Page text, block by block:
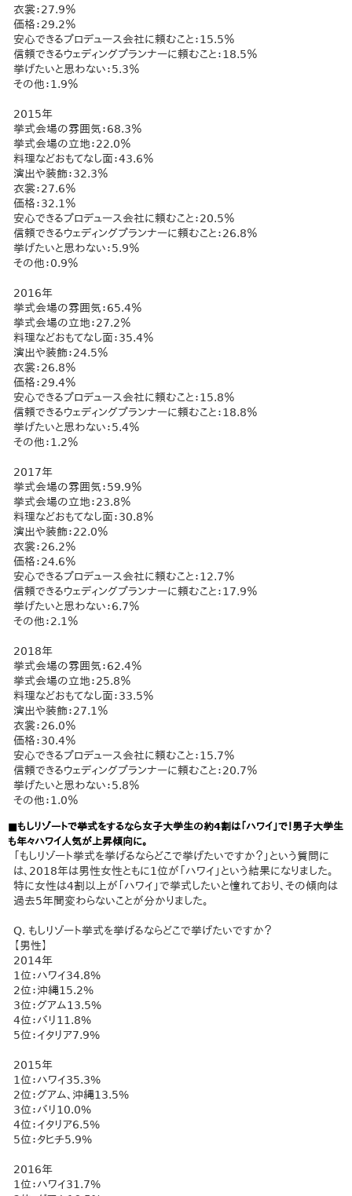
衣裳：27.9％
価格：29.2％
安心できるプロデュース会社に頼むこと：15.5％
信頼できるウェディングプランナーに頼むこと：18.5％
挙げたいと思わない：5.3％
その他：1.9％
2015年
挙式会場の雰囲気：68.3％
挙式会場の立地：22.0％
料理などおもてなし面：43.6％
演出や装飾：32.3％
衣裳：27.6％
価格：32.1％
安心できるプロデュース会社に頼むこと：20.5％
信頼できるウェディングプランナーに頼むこと：26.8％
挙げたいと思わない：5.9％
その他：0.9％
2016年
挙式会場の雰囲気：65.4％
挙式会場の立地：27.2％
料理などおもてなし面：35.4％
演出や装飾：24.5％
衣裳：26.8％
価格：29.4％
安心できるプロデュース会社に頼むこと：15.8％
信頼できるウェディングプランナーに頼むこと：18.8％
挙げたいと思わない：5.4％
その他：1.2％
2017年
挙式会場の雰囲気：59.9％
挙式会場の立地：23.8％
料理などおもてなし面：30.8％
演出や装飾：22.0％
衣裳：26.2％
価格：24.6％
安心できるプロデュース会社に頼むこと：12.7％
信頼できるウェディングプランナーに頼むこと：17.9％
挙げたいと思わない：6.7％
その他：2.1％
2018年
挙式会場の雰囲気：62.4％
挙式会場の立地：25.8％
料理などおもてなし面：33.5％
演出や装飾：27.1％
衣裳：26.0％
価格：30.4％
安心できるプロデュース会社に頼むこと：15.7％
信頼できるウェディングプランナーに頼むこと：20.7％
挙げたいと思わない：5.8％
その他：1.0％
■もしリゾートで挙式をするなら女子大学生の約4割は「ハワイ」で！男子大学生
も年々ハワイ人気が上昇傾向に。
「もしリゾート挙式を挙げるならどこで挙げたいですか？」という質問に
は、2018年は男性女性ともに1位が「ハワイ」という結果になりました。
特に女性は4割以上が「ハワイ」で挙式したいと憧れており、その傾向は
過去5年間変わらないことが分かりました。
Q. もしリゾート挙式を挙げるならどこで挙げたいですか？
【男性】
2014年
1位：ハワイ34.8%
2位：沖縄15.2%
3位：グアム13.5%
4位：バリ11.8%
5位：イタリア7.9%
2015年
1位：ハワイ35.3%
2位：グアム、沖縄13.5%
3位：バリ10.0%
4位：イタリア6.5%
5位：タヒチ5.9%
2016年
1位：ハワイ31.7%